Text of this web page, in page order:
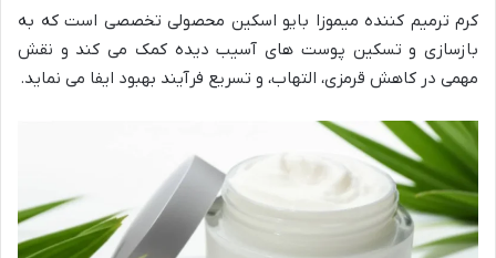
کرم ترمیم کننده میموزا بایو اسکین محصولی تخصصی است که به
بازسازی و تسکین پوست های آسیب دیده کمک می کند و نقش
مهمی در کاهش قرمزی، التهاب، و تسریع فرآیند بهبود ایفا می نماید.